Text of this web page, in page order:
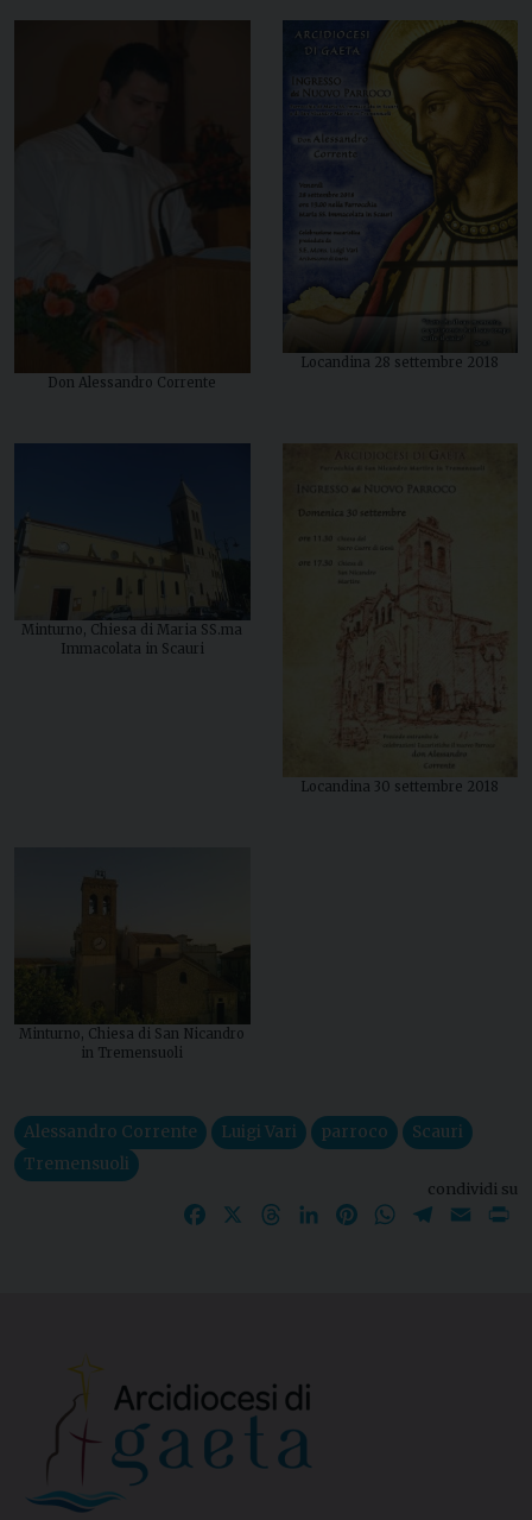
Don Alessandro Corrente
Locandina 28 settembre 2018
Minturno, Chiesa di Maria SS.ma
Immacolata in Scauri
Locandina 30 settembre 2018
Minturno, Chiesa di San Nicandro
in Tremensuoli
Alessandro Corrente Luigi Vari parroco
Scauri
Tremensuoli
condividi su
Facebook ThreadsLinkedInPinterestWhatsApp
Telegram
Email